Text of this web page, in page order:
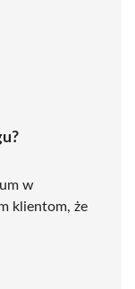
w
klientom, że